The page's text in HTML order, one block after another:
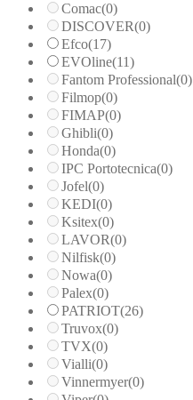
Comac(0)
DISCOVER(0)
Efco(17)
EVOline(11)
Fantom Professional(0)
Filmop(0)
FIMAP(0)
Ghibli(0)
Honda(0)
IPC Portotecnica(0)
Jofel(0)
KEDI(0)
Ksitex(0)
LAVOR(0)
Nilfisk(0)
Nowa(0)
Palex(0)
PATRIOT(26)
Truvox(0)
TVX(0)
Vialli(0)
Vinnermyer(0)